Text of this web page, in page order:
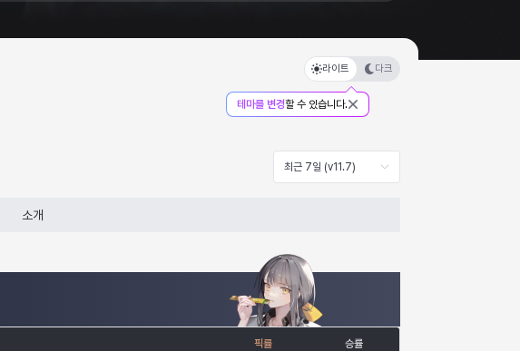
라이트 다크
테마를 변경할 수 있습니다.
최근 7일 (v11.7)
소개
픽률 승률